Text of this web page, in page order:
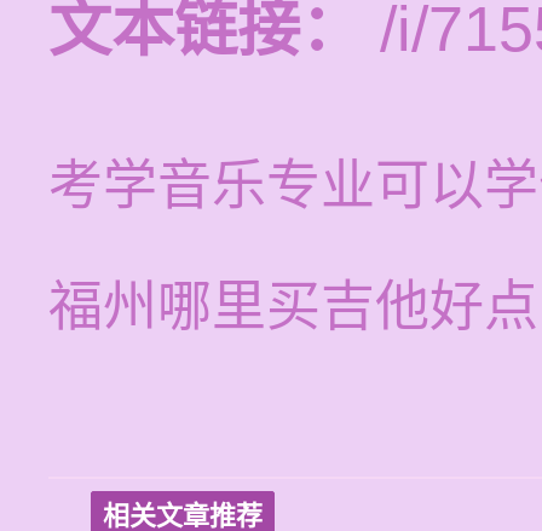
文本链接：
/i/
考学音乐专业可以
福州哪里买吉他好
相关文章推荐